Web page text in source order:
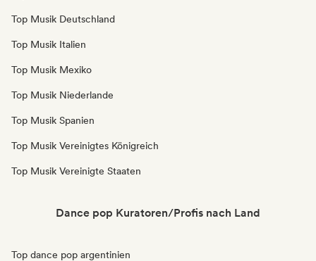
Top Musik Deutschland
Top Musik Italien
Top Musik Mexiko
Top Musik Niederlande
Top Musik Spanien
Top Musik Vereinigtes Königreich
Top Musik Vereinigte Staaten
Dance pop Kuratoren/Profis nach Land
Top dance pop argentinien